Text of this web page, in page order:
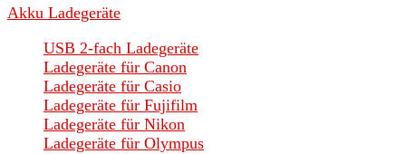
Akku Ladegeräte
USB 2-fach Ladegeräte
Ladegeräte für Canon
Ladegeräte für Casio
Ladegeräte für Fujifilm
Ladegeräte für Nikon
Ladegeräte für Olympus